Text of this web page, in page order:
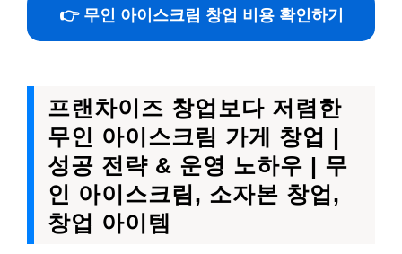
👉 무인 아이스크림 창업 비용 확인하기
프랜차이즈 창업보다 저렴한
무인 아이스크림 가게 창업 |
성공 전략 & 운영 노하우 | 무
인 아이스크림, 소자본 창업,
창업 아이템